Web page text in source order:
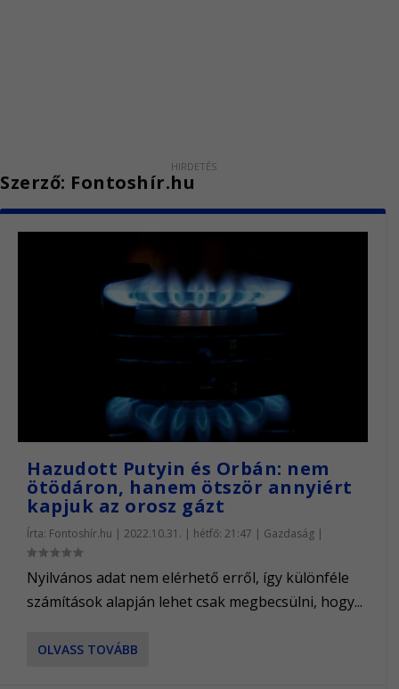
Szerző: Fontoshír.hu
Hazudott Putyin és Orbán: nem
ötödáron, hanem ötször annyiért
kapjuk az orosz gázt
Írta: Fontoshír.hu | 2022.10.31. | hétfő: 21:47 | Gazdaság |
Nyilvános adat nem elérhető erről, így különféle
számítások alapján lehet csak megbecsülni, hogy...
OLVASS TOVÁBB